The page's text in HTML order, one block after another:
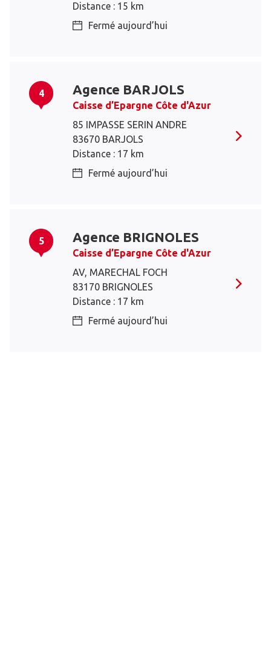
Distance : 15 km
Fermé aujourd’hui
4 Agence BARJOLS
Caisse d’Epargne Côte d'Azur
85 IMPASSE SERIN ANDRE
83670 BARJOLS
Distance : 17 km
Fermé aujourd’hui
5 Agence BRIGNOLES
Caisse d’Epargne Côte d'Azur
AV, MARECHAL FOCH
83170 BRIGNOLES
Distance : 17 km
Fermé aujourd’hui